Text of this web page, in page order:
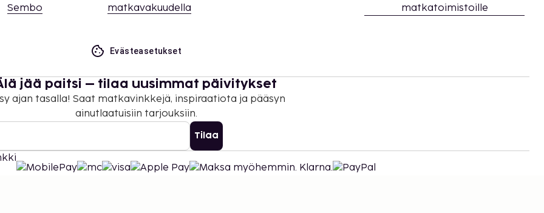
Sembo
matkavakuudella
matkatoimistoille
Evästeasetukset
jää paitsi – tilaa uusimmat päivitykset
ajan tasalla! Saat matkavinkkejä, inspiraatiota ja pääsyn
ainutlaatuisiin tarjouksiin.
Tilaa